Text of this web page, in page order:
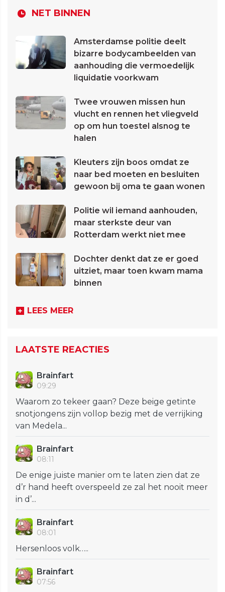
NET BINNEN
Amsterdamse politie deelt
bizarre bodycambeelden van
aanhouding die vermoedelijk
liquidatie voorkwam
Twee vrouwen missen hun
vlucht en rennen het vliegveld
op om hun toestel alsnog te
halen
Kleuters zijn boos omdat ze
naar bed moeten en besluiten
gewoon bij oma te gaan wonen
Politie wil iemand aanhouden,
maar sterkste deur van
Rotterdam werkt niet mee
Dochter denkt dat ze er goed
uitziet, maar toen kwam mama
binnen
LEES MEER
LAATSTE REACTIES
Brainfart
09:29
Waarom zo tekeer gaan? Deze beige getinte
snotjongens zijn vollop bezig met de verrijking
van Medela...
Brainfart
08:11
De enige juiste manier om te laten zien dat ze
d’r hand heeft overspeeld ze zal het nooit meer
in d’...
Brainfart
08:01
Hersenloos volk…..
Brainfart
07:56